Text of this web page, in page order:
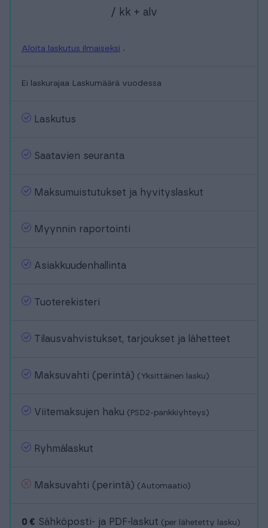
/ kk + alv
Aloita laskutus ilmaiseksi .
Ei laskurajaa Laskumäärä vuodessa
Laskutus
Saatavien seuranta
Maksumuistutukset ja hyvityslaskut
Myynnin raportointi
Asiakkuudenhallinta
Tuoterekisteri
Tilausvahvistukset, tarjoukset ja lähetteet
Maksuvahti (perintä) (Yksittäinen lasku)
Viitemaksujen haku (PSD2-pankkiyhteys)
Ryhmälaskut
Maksuvahti (perintä) (Automaatio)
0 € Sähköposti- ja PDF-laskut (per lähetetty lasku)